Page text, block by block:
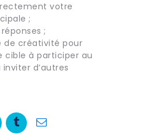
votre
;
;
de créativité pour
cible à participer au
d’autres